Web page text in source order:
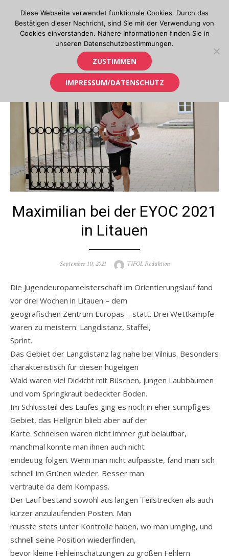
content
Orientierungslauf in Tirol
Maximilian bei der EYOC 2021
in Litauen
Posted
September 10, 2021 Author
TIFOL Redaktion
Die Jugendeuropameisterschaft im Orientierungslauf fand
vor drei Wochen in Litauen – dem
geografischen Zentrum Europas – statt. Drei Wettkämpfe
waren zu meistern: Langdistanz, Staffel,
Sprint.
Das Gebiet der Langdistanz lag nahe bei Vilnius. Besonders
charakteristisch für diesen hügeligen
Wald waren viel Dickicht mit Büschen, jungen Laubbäumen
und vom Springkraut bedeckter Boden.
Im Schlussteil des Laufes ging es noch in eher sumpfiges
Gebiet, das Hellgrün blieb aber auf der
Karte. Schneisen waren nicht immer gut belaufbar,
manchmal konnte man ihnen auch nicht
eindeutig folgen. Wenn man nicht aufpasste, fand man sich
schnell im Grünen wieder. Besser man
vertraute da dem Kompass.
Der Lauf bestand sowohl aus langen Teilstrecken als auch
kürzer anzulaufenden Posten. Man
musste stets unter Kontrolle haben, wo man umging, und
schnell seine Position wiederfinden,
bevor kleine Fehleinschätzungen zu großen Fehlern
Diese Webseite verwendet funktionale Cookies. Durch das
Bestätigen dieser Nachricht, sind Sie mit der Verwendung von
Cookies einverstanden. Nähere Informationen finden Sie in
unseren Datenschutzbestimmungen.
ZUSTIMMEN
IMPRESSUM/DATENSCHUTZ